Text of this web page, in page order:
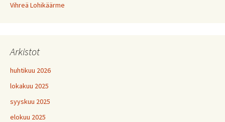
Vihreä Lohikäärme
Arkistot
huhtikuu 2026
lokakuu 2025
syyskuu 2025
elokuu 2025